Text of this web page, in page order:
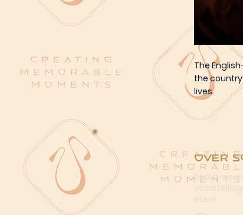
The
the
lives.
Over
Scala is